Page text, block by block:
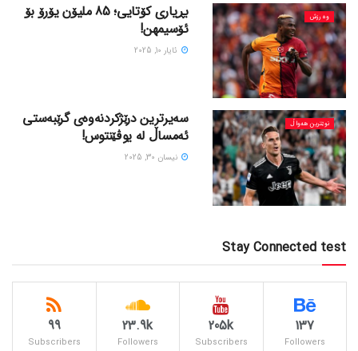
وەرزش
بڕیاری کۆتایی؛ 85 ملیۆن یۆرۆ بۆ
ئۆسیمهن!
ئایار 10, 2025
نوێترین هەواڵ
سەیرترین درێژکردنەوەی گرێبەستی
ئەمساڵ لە یوڤێنتوس!
نیسان 30, 2025
Stay Connected test
137
Followers
205k
Subscribers
23.9k
Followers
99
Subscribers